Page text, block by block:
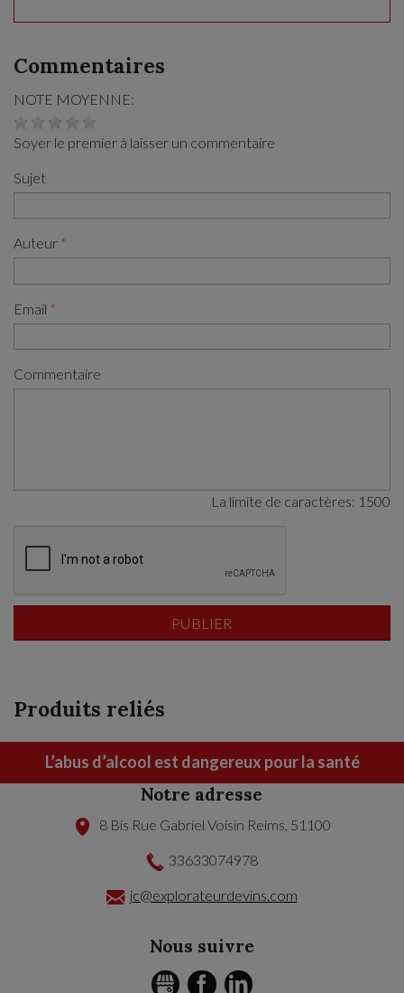
Commentaires
NOTE MOYENNE:
Soyer le premier à laisser un commentaire
Sujet
Auteur
Email
Commentaire
La limite de caractères: 1500
Produits reliés
L’abus d’alcool est dangereux pour la santé
Notre adresse
8 Bis Rue Gabriel Voisin Reims 51100
33633074978
jc@explorateurdevins.com
Nous suivre
GMB FACEBOOK